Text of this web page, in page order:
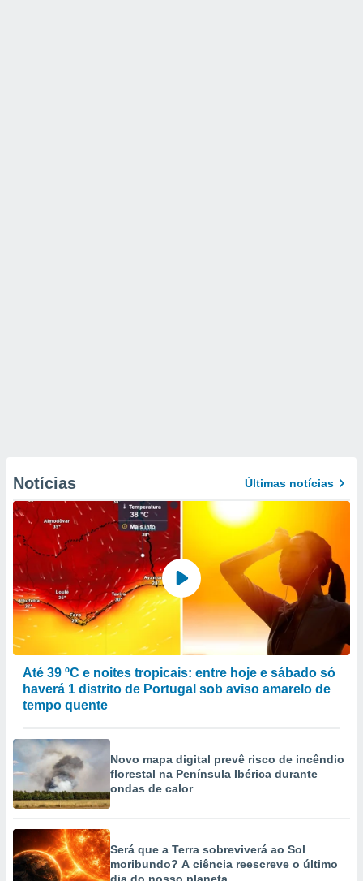
Notícias Últimas notícias
Até 39 ºC e noites tropicais: entre hoje e sábado só
haverá 1 distrito de Portugal sob aviso amarelo de
tempo quente
Novo mapa digital prevê risco de incêndio
florestal na Península Ibérica durante
ondas de calor
Será que a Terra sobreviverá ao Sol
moribundo? A ciência reescreve o último